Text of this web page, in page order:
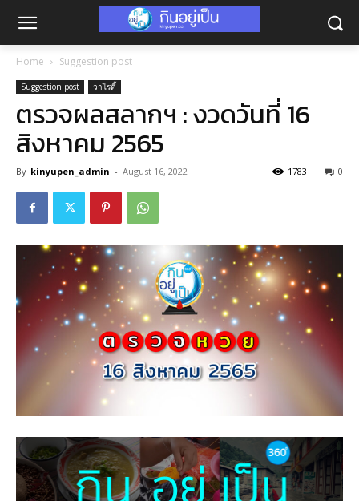
Home Suggestion post
Suggestion post วาไรตี้
ตรวจผลสลากฯ : งวดวันที่ 16
สิงหาคม 2565
By kinyupen_admin - August 16, 2022 0
1783